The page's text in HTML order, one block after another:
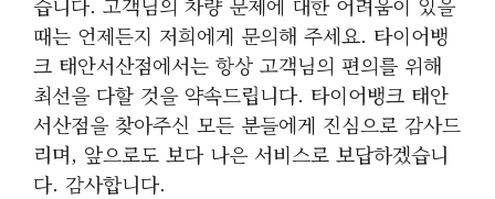
때는 언제든지 저희에게 문의해 주세요. 타이어뱅
크 태안서산점에서는 항상 고객님의 편의를 위해
최선을 다할 것을 약속드립니다. 타이어뱅크 태안
서산점을 찾아주신 모든 분들에게 진심으로 감사드
리며, 앞으로도 보다 나은 서비스로 보답하겠습니
다. 감사합니다.